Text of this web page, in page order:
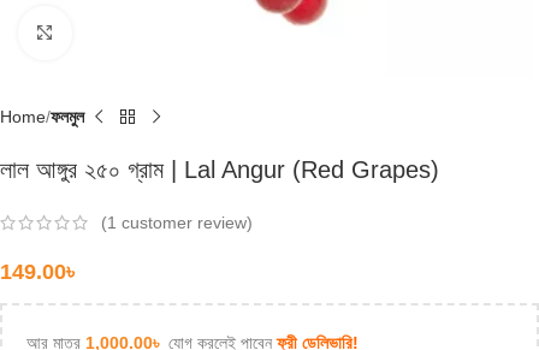
Home ফলমুল
লাল আঙ্গুর ২৫০ গ্রাম | Lal Angur (Red Grapes)
(1 customer review)
149.00৳
আর মাত্র 1,000.00৳ যোগ করলেই পাবেনফ্রী ডেলিভারি!